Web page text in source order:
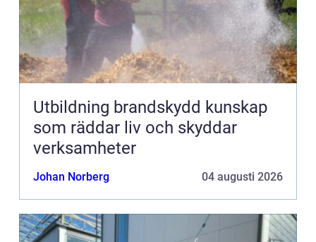
Utbildning brandskydd kunskap
som räddar liv och skyddar
verksamheter
Johan Norberg 04 augusti 2026